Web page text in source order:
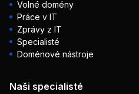
Volné domény
Práce v IT
Zprávy z IT
Specialisté
Doménové nástroje
Naši specialisté